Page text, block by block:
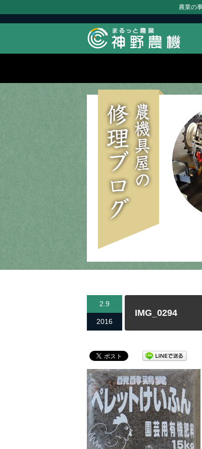
農業の
2.9
2016
IMG_0294